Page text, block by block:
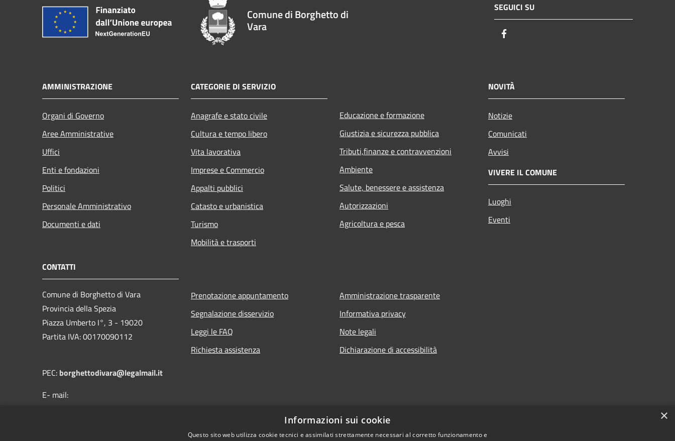
Comune di Borghetto di
Vara
SEGUICI SU
AMMINISTRAZIONE
Organi di Governo
Aree Amministrative
Uffici
Enti e fondazioni
Politici
Personale Amministrativo
Documenti e dati
CATEGORIE DI SERVIZIO
Anagrafe e stato civile
Cultura e tempo libero
Vita lavorativa
Imprese e Commercio
Appalti pubblici
Catasto e urbanistica
Turismo
Mobilità e trasporti
Educazione e formazione
Giustizia e sicurezza pubblica
Tributi,finanze e contravvenzioni
Ambiente
Salute, benessere e assistenza
Autorizzazioni
Agricoltura e pesca
NOVITÀ
Notizie
Comunicati
Avvisi
VIVERE IL COMUNE
Luoghi
Eventi
CONTATTI
Comune di Borghetto di Vara
Provincia della Spezia
Piazza Umberto I°, 3 - 19020
Partita IVA: 00170090112
PEC: borghettodivara@legalmail.it
E- mail:
Prenotazione appuntamento
Segnalazione disservizio
Leggi le FAQ
Richiesta assistenza
Amministrazione trasparente
Informativa privacy
Note legali
Dichiarazione di accessibilità
×
Informazioni sui cookie
Questo sito web utilizza cookie tecnici e assimilati strettamente necessari al corretto funzionamento e